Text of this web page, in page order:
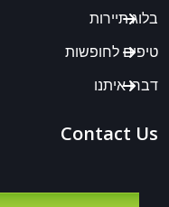
בלוג תיירות
טיפים לחופשות
דברו איתנו
Contact Us